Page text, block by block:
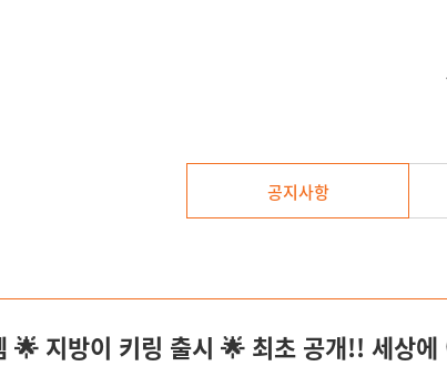
공지사항
🌟 지방이 키링 출시 🌟 최초 공개!! 세상